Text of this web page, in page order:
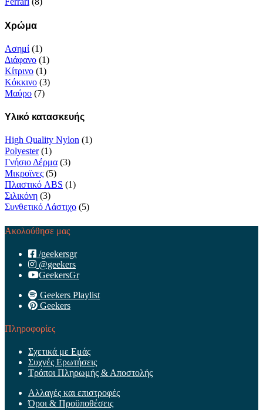
Χρώμα
Ασημί (1)
Διάφανο (1)
Κίτρινο (1)
Κόκκινο (3)
Μαύρο (7)
Υλικό κατασκευής
High Quality Nylon (1)
Polyester (1)
Γνήσιο Δέρμα (3)
Μικροϊνες (5)
Πλαστικό ABS (1)
Σιλικόνη (3)
Συνθετικό Λάστιχο (5)
Ακολούθησε μας
/geekersgr
@geekers
GeekersGr
Geekers Playlist
Geekers
Πληροφορίες
Σχετικά με Εμάς
Συχνές Ερωτήσεις
Τρόποι Πληρωμής & Αποστολής
Αλλαγές και επιστροφές
Όροι & Προϋποθέσεις